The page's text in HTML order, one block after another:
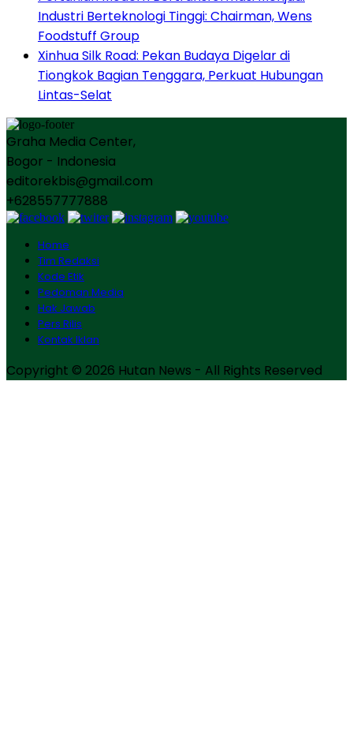
Industri Berteknologi Tinggi: Chairman, Wens
Foodstuff Group
Xinhua Silk Road: Pekan Budaya Digelar di
Tiongkok Bagian Tenggara, Perkuat Hubungan
Lintas-Selat
Graha Media Center,
Bogor - Indonesia
editorekbis@gmail.com
+628557777888
Home
Tim Redaksi
Kode Etik
Pedoman Media
Hak Jawab
Pers Rilis
Kontak Iklan
Copyright © 2026 Hutan News - All Rights Reserved